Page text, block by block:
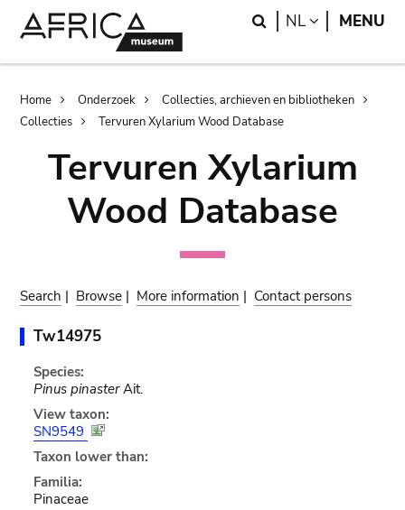
Search
NL LANGUAGE
MENU
Breadcrumb
Home Onderzoek
Collecties, archieven en bibliotheken
Collecties
Tervuren Xylarium Wood Database
Tervuren Xylarium
Wood Database
Search | Browse | More information | Contact persons
Tw14975
Species:
Pinus pinasterAit.
View taxon:
SN9549
Taxon lower than:
Familia:
Pinaceae